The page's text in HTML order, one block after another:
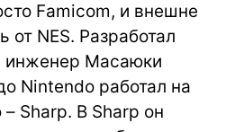
Famicom, и внешне
от NES. Разработал
инженер Масаюки
Nintendo работал на
Sharp. В Sharp он